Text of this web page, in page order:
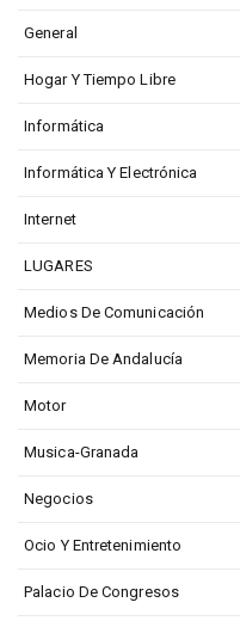
General
Hogar Y Tiempo Libre
Informática
Informática Y Electrónica
Internet
LUGARES
Medios De Comunicación
Memoria De Andalucía
Motor
Musica-Granada
Negocios
Ocio Y Entretenimiento
Palacio De Congresos